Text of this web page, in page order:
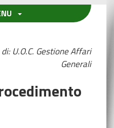
U.O.C. Gestione Affari
Generali